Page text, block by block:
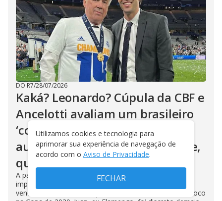
DO R7/28/07/2026
Kaká? Leonardo? Cúpula da CBF e
Ancelotti avaliam um brasileiro
‘com grande relevância’ ser
auxiliar, na vaga do filho Davide,
que foi para o Lille
A palavra final será de Carlo Ancelotti. Mas há pessoas
importantes da CBF que consideram que um ídolo
vencedor, nascido neste país, faria bem ao ciclo, com foco
Utilizamos cookies e tecnologia para
aprimorar sua experiência de navegação de
acordo com o Aviso de Privacidade.
FECHAR